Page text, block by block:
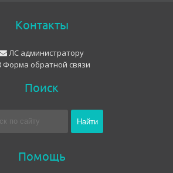
Контакты
ЛС администратору
Форма обратной связи
Поиск
Помощь